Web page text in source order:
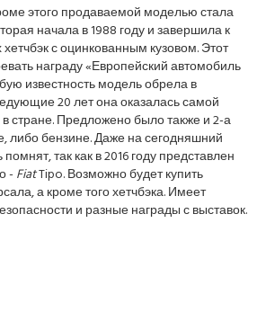
этого продаваемой моделью стала
начала в 1988 году и завершила к
с оцинкованным кузовом. Этот
награду «Европейский автомобиль
известность модель обрела в
20 лет она оказалась самой
стране. Предложено было также и 2-а
либо бензине. Даже на сегодняшний
так как в 2016 году представлен
- FiatTipo. Возможно будет купить
а кроме того хетчбэка. Имеет
и разные награды с выставок.